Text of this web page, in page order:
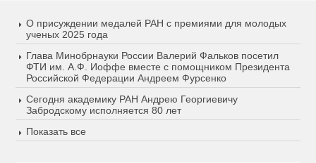
О присуждении медалей РАН с премиями для молодых
ученых 2025 года
Глава Минобрнауки России Валерий Фальков посетил
ФТИ им. А.Ф. Иоффе вместе с помощником Президента
Российской Федерации Андреем Фурсенко
Сегодня академику РАН Андрею Георгиевичу
Забродскому исполняется 80 лет
Показать все